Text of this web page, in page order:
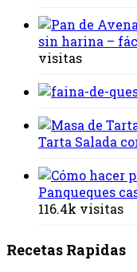
sin harina –
visitas
Tarta Salada
Panqueques
116.4k visitas
Recetas Rapidas